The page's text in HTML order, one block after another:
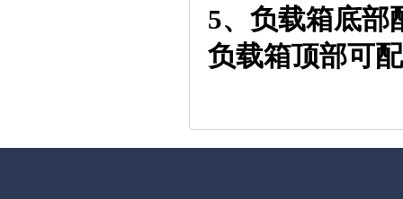
5、负载箱底部
负载箱顶部可